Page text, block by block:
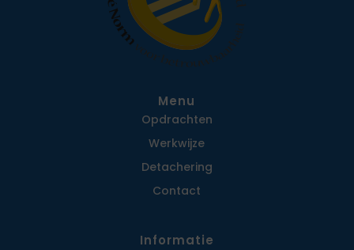
Menu
Opdrachten
Werkwijze
Detachering
Contact
Informatie